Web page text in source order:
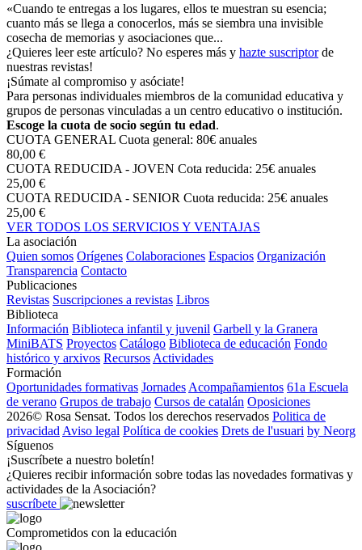
«Cuando te entregas a los lugares, ellos te muestran su esencia;
cuanto más se llega a conocerlos, más se siembra una invisible
cosecha de memorias y asociaciones que...
¿Quieres leer este artículo? No esperes más y hazte suscriptor de
nuestras revistas!
¡Súmate al compromiso y asóciate!
Para personas individuales miembros de la comunidad educativa y
grupos de personas vinculadas a un centro educativo o institución.
Escoge la cuota de socio según tu edad.
CUOTA GENERAL Cuota general: 80€ anuales
80,00 €
CUOTA REDUCIDA - JOVEN Cota reducida: 25€ anuales
25,00 €
CUOTA REDUCIDA - SENIOR Cuota reducida: 25€ anuales
25,00 €
VER TODOS LOS SERVICIOS Y VENTAJAS
La asociación
Quien somos Orígenes Colaboraciones Espacios Organización
Transparencia Contacto
Publicaciones
Revistas Suscripciones a revistas Libros
Biblioteca
Información Biblioteca infantil y juvenil Garbell y la Granera
MiniBATS Proyectos Catálogo Biblioteca de educación Fondo
histórico y arxivos Recursos Actividades
Formación
Oportunidades formativas Jornades Acompañamientos 61a Escuela
de verano Grupos de trabajo Cursos de catalán Oposiciones
2026© Rosa Sensat. Todos los derechos reservados Politica de
privacidad Aviso legal Política de cookies Drets de l'usuari by Neorg
Síguenos
¡Suscríbete a nuestro boletín!
¿Quieres recibir información sobre todas las novedades formativas y
actividades de la Asociación?
suscríbete
Comprometidos con la educación